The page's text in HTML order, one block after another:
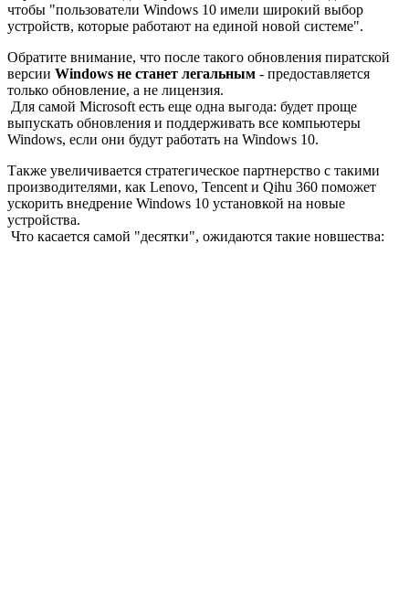
чтобы "пользователи Windows 10 имели широкий выбор
устройств, которые работают на единой новой системе".
Обратите внимание, что после такого обновления пиратской
версии Windows не станет легальным - предоставляется
только обновление, а не лицензия.
Для самой Microsoft есть еще одна выгода: будет проще
выпускать обновления и поддерживать все компьютеры
Windows, если они будут работать на Windows 10.
Также увеличивается стратегическое партнерство с такими
производителями, как Lenovo, Tencent и Qihu 360 поможет
ускорить внедрение Windows 10 установкой на новые
устройства.
Что касается самой "десятки", ожидаются такие новшества: